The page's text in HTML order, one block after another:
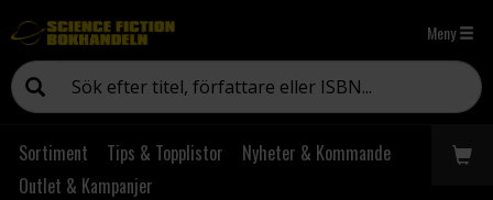
Meny
Sortiment Tips & Topplistor
Nyheter & Kommande
Outlet & Kampanjer